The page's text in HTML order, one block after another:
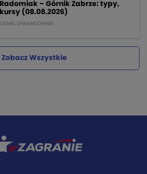
Radomiak – Górnik Zabrze: typy,
kursy (08.08.2026)
DANIEL LEWANDOWSKI
Zobacz Wszystkie